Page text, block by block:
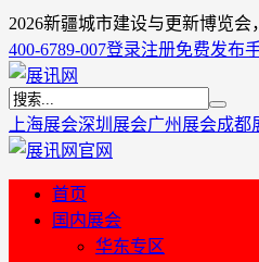
2026新疆城市建设与更新博览
400-6789-007登录注册免费发布
上海展会深圳展会广州展会成都
首页
国内展会
华东专区